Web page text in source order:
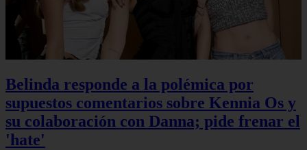
Belinda responde a la polémica por
supuestos comentarios sobre Kennia Os y
su colaboración con Danna; pide frenar el
'hate'